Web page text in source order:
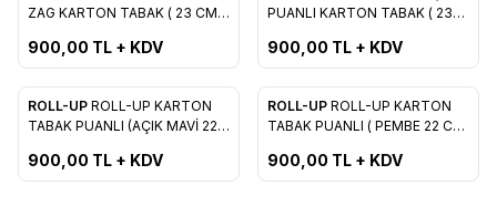
Favorilere Ekle
ZAG KARTON TABAK ( 23 CM
900,00 TL + KDV
Favorilere Ekle
PUANLI KARTON TABAK ( 23
900,00 TL + KDV
Favorilere Ekle
ROLL-UP ROLL-UP KARTON
TABAK PUANLI (AÇIK MAVİ 22
900,00 TL + KDV
Favorilere Ekle
ROLL-UP ROLL-UP KARTON
TABAK PUANLI ( PEMBE 22 CM
900,00 TL + KDV